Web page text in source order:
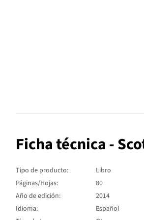
Ficha técnica -
Tipo de producto:
Libro
Páginas/Hojas:
80
Año de edición:
2014
Idioma:
Español